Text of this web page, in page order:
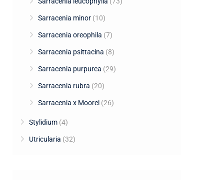
Sarracenia minor (10)
Sarracenia oreophila (7)
Sarracenia psittacina (8)
Sarracenia purpurea (29)
Sarracenia rubra (20)
Sarracenia x Moorei (26)
Stylidium (4)
Utricularia (32)